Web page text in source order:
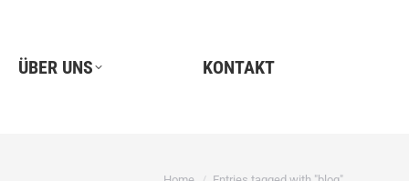
ÜBER UNS KONTAKT